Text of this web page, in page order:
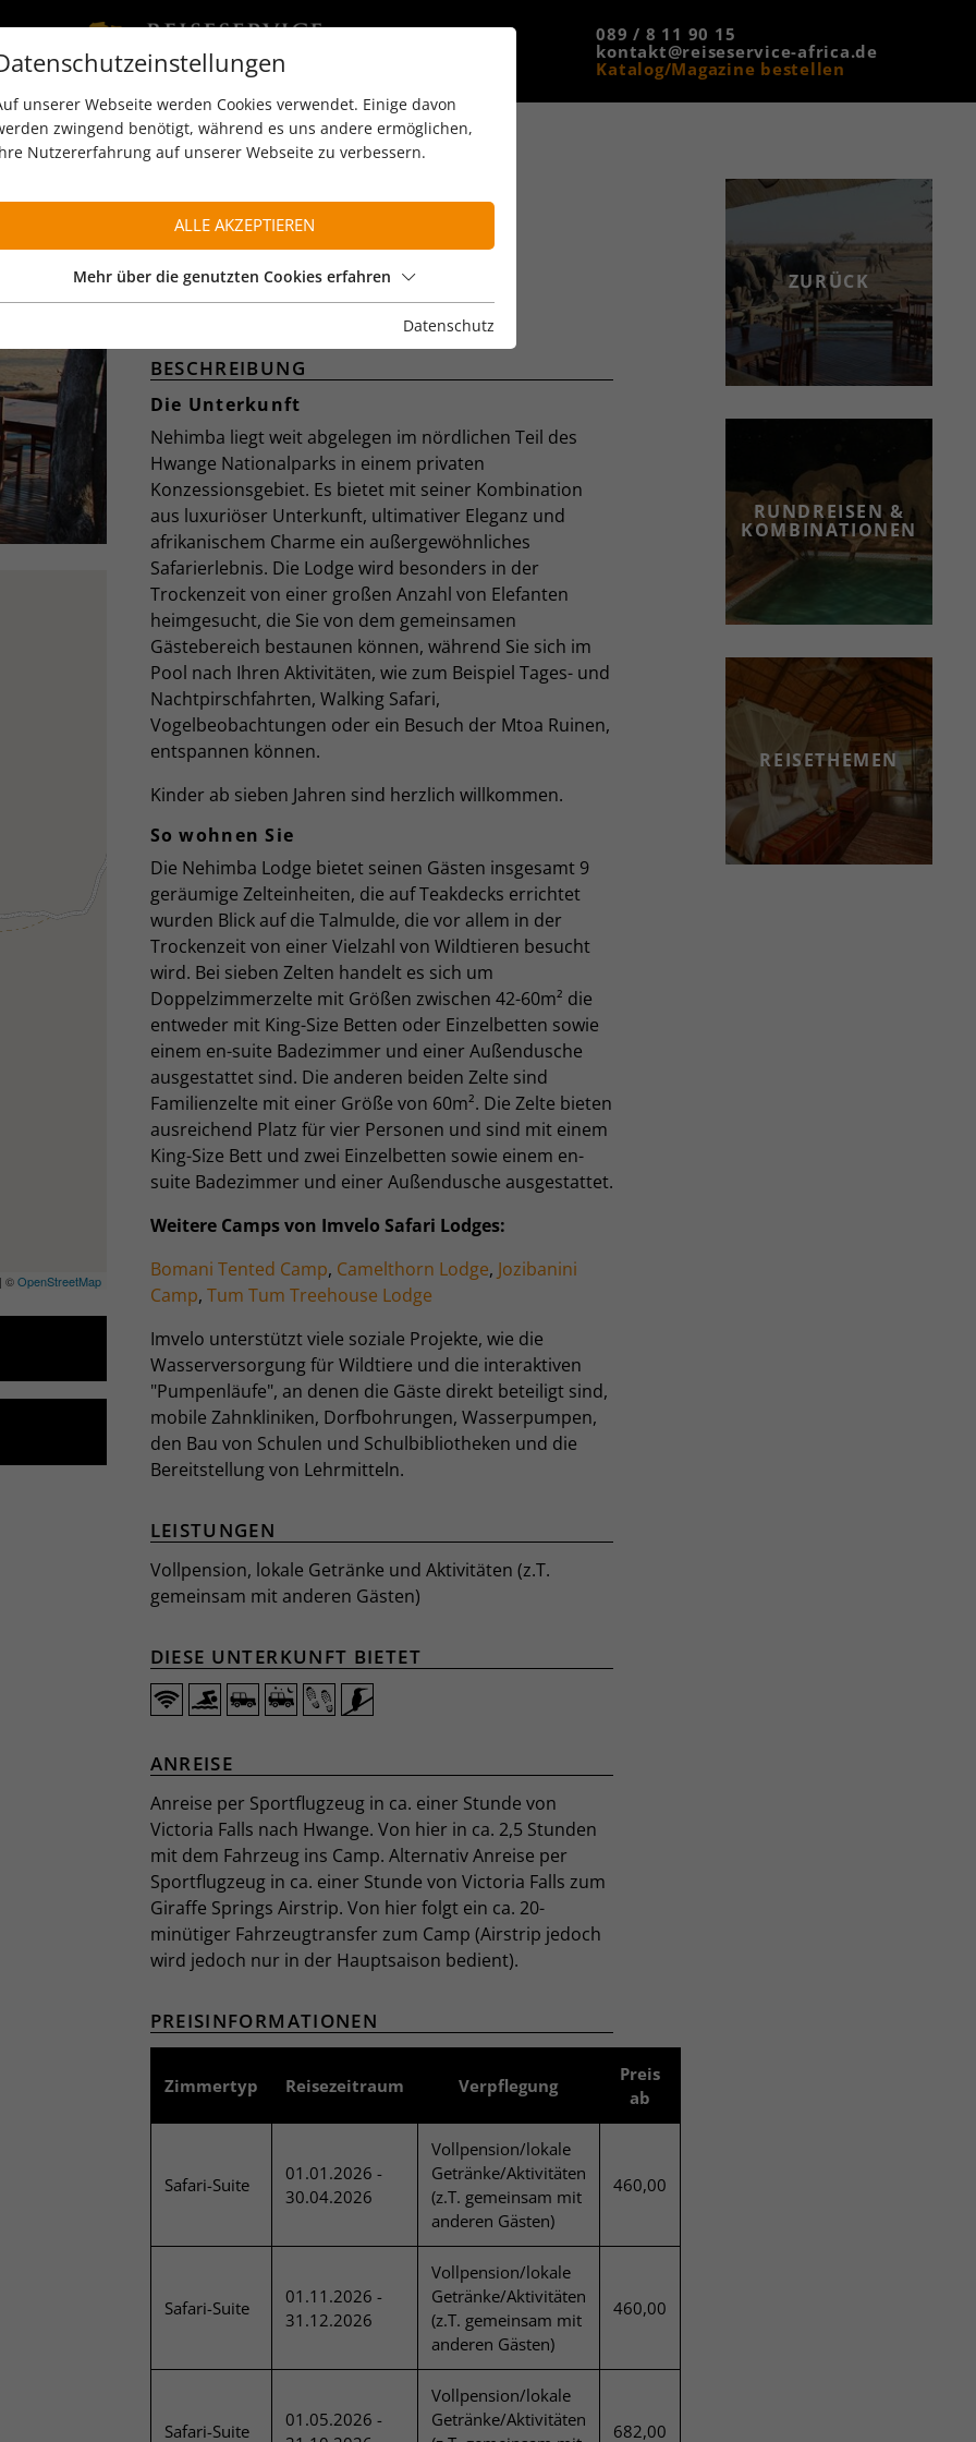
089 / 8 11 90 15
kontakt@reiseservice-africa.de
Katalog/Magazine bestellen
©OpenStreetMap
NEHIMBA LODGE
Imvelo Safari Lodges
Hwange Nationalpark
BESCHREIBUNG
Die Unterkunft
Nehimba liegt weit abgelegen im nördlichen Teil des
Hwange Nationalparks in einem privaten
Konzessionsgebiet. Es bietet mit seiner Kombination
aus luxuriöser Unterkunft, ultimativer Eleganz und
afrikanischem Charme ein außergewöhnliches
Safarierlebnis. Die Lodge wird besonders in der
Trockenzeit von einer großen Anzahl von Elefanten
heimgesucht, die Sie von dem gemeinsamen
Gästebereich bestaunen können, während Sie sich im
Pool nach Ihren Aktivitäten, wie zum Beispiel Tages- und
Nachtpirschfahrten, Walking Safari,
Vogelbeobachtungen oder ein Besuch der Mtoa Ruinen,
entspannen können.
Kinder ab sieben Jahren sind herzlich willkommen.
So wohnen Sie
Die Nehimba Lodge bietet seinen Gästen insgesamt 9
geräumige Zelteinheiten, die auf Teakdecks errichtet
wurden Blick auf die Talmulde, die vor allem in der
Trockenzeit von einer Vielzahl von Wildtieren besucht
wird. Bei sieben Zelten handelt es sich um
Doppelzimmerzelte mit Größen zwischen 42-60m² die
entweder mit King-Size Betten oder Einzelbetten sowie
einem en-suite Badezimmer und einer Außendusche
ausgestattet sind. Die anderen beiden Zelte sind
Familienzelte mit einer Größe von 60m². Die Zelte bieten
ausreichend Platz für vier Personen und sind mit einem
King-Size Bett und zwei Einzelbetten sowie einem en-
suite Badezimmer und einer Außendusche ausgestattet.
Weitere Camps von Imvelo Safari Lodges:
Bomani Tented Camp, Camelthorn Lodge, Jozibanini
Camp, Tum Tum Treehouse Lodge
Imvelo unterstützt viele soziale Projekte, wie die
Wasserversorgung für Wildtiere und die interaktiven
"Pumpenläufe", an denen die Gäste direkt beteiligt sind,
mobile Zahnkliniken, Dorfbohrungen, Wasserpumpen,
den Bau von Schulen und Schulbibliotheken und die
Bereitstellung von Lehrmitteln.
LEISTUNGEN
Vollpension, lokale Getränke und Aktivitäten (z.T.
gemeinsam mit anderen Gästen)
DIESE UNTERKUNFT BIETET
ANREISE
Anreise per Sportflugzeug in ca. einer Stunde von
Victoria Falls nach Hwange. Von hier in ca. 2,5 Stunden
mit dem Fahrzeug ins Camp. Alternativ Anreise per
Sportflugzeug in ca. einer Stunde von Victoria Falls zum
Giraffe Springs Airstrip. Von hier folgt ein ca. 20-
minütiger Fahrzeugtransfer zum Camp (Airstrip jedoch
wird jedoch nur in der Hauptsaison bedient).
PREISINFORMATIONEN
Zimmertyp Reisezeitraum Verpflegung
Preis
ab
Safari-Suite
01.01.2026 -
30.04.2026
Vollpension/lokale
Getränke/Aktivitäten
(z.T. gemeinsam mit
anderen Gästen)
460,00
Safari-Suite
01.11.2026 -
31.12.2026
Vollpension/lokale
Getränke/Aktivitäten
(z.T. gemeinsam mit
anderen Gästen)
460,00
Safari-Suite
01.05.2026 -
Vollpension/lokale
Getränke/Aktivitäten
682,00
ZURÜCK
RUNDREISEN &
KOMBINATIONEN
REISETHEMEN
unserer Webseite werden Cookies verwendet. Einige davon
zwingend benötigt, während es uns andere ermöglichen,
Nutzererfahrung auf unserer Webseite zu verbessern.
ALLE AKZEPTIEREN
Mehr über die genutzten Cookies erfahren
Datenschutz